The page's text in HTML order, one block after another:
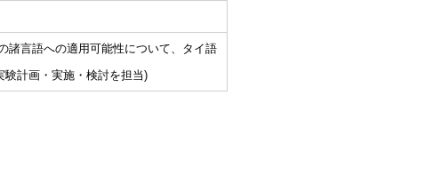
諸言語への適用可能性について、タイ語
計画・実施・検討を担当)